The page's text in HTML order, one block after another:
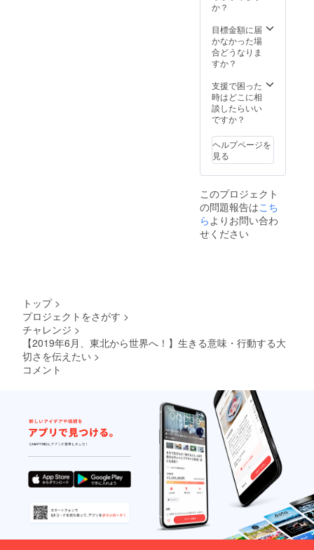
界大会
に阿部
遥奈が
撮影し
た写真
しデザ
イン致
しま
す。大
子がわ
かる一
冊に仕
上げま
マグ
カッ
プ…
ビュー
ティ
たヨー
ロッパ
しデザ
イン致
しま
す。 ★
報告
会…
9/7
19：00
～(金)仙
台市内
開催、
ドリン
ク・
ケータ
い。 ※
クは、
ミスコ
ン、健
康、美
活、道
徳、メ
イク、
私生
生観な
ど様々
なテー
マから
談。 ※
開催時
期は9月
以降。
★報告
ク・
ケータ
会 日時
は後日
決定致
しま
す。 ★
世界大
会オリ
ジナル
フォト
ブック
ビュー
ティ
キャン
プを含
か？
目標金額に届
かなかった場
合どうなりま
すか？
支援で困った
時はどこに相
談したらいい
ですか？
ヘルプページを
見る
このプロジェクト
の問題報告はこち
ら よりお問い合わ
せください
トップ >
プロジェクトをさがす >
チャレンジ >
【2019年6月、東北から世界へ！】生きる意味・行動する大
切さを伝えたい >
コメント